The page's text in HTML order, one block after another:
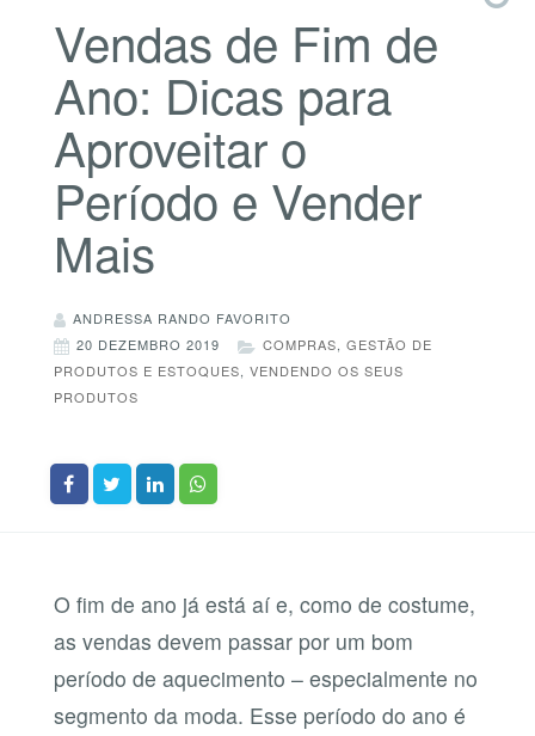
Vendas de Fim de
Ano: Dicas para
Aproveitar o
Período e Vender
Mais
ANDRESSA RANDO FAVORITO
20 DEZEMBRO 2019
COMPRAS, GESTÃO DE
PRODUTOS E ESTOQUES, VENDENDO OS SEUS
PRODUTOS
O fim de ano já está aí e, como de costume,
as vendas devem passar por um bom
período de aquecimento – especialmente no
segmento da moda. Esse período do ano é